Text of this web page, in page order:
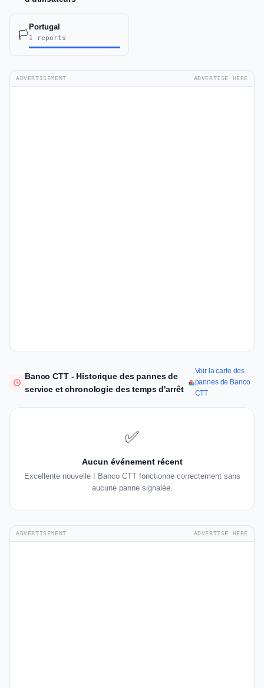
🏳️
Portugal
1 reports
ADVERTISEMENT ADVERTISE HERE
Banco CTT - Historique des pannes de
service et chronologie des temps d'arrêt
Voir la carte des
pannes de Banco
CTT
✅
Aucun événement récent
Excellente nouvelle ! Banco CTT fonctionne correctement sans
aucune panne signalée.
ADVERTISEMENT ADVERTISE HERE